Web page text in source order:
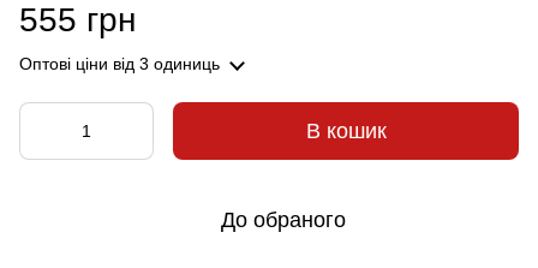
555 грн
Оптові ціни від 3 одиниць
В кошик
До обраного